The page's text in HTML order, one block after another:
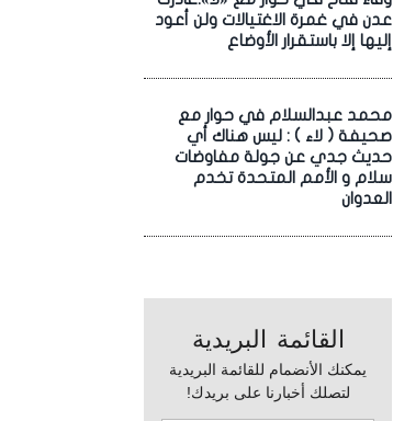
عدن في غمرة الاغتيالات ولن أعود
إليها إلا باستقرار الأوضاع
محمد عبدالسلام في حوار مع
صحيفة ( لاء ) : ليس هناك أي
حديث جدي عن جولة مفاوضات
سلام و الأمم المتحدة تخدم
العدوان
القائمة البريدية
يمكنك الأنضمام للقائمة البريدية
لتصلك أخبارنا على بريدك!